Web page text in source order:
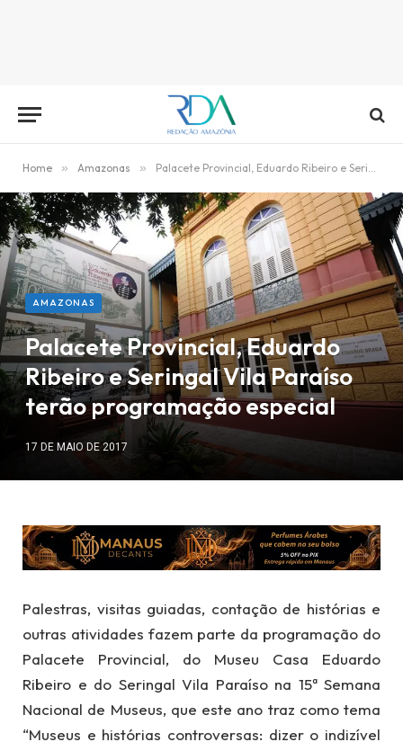
Home » Amazonas » Palacete Provincial, Eduardo Ribeiro e Seringal Vila Paraíso terão programação especial
AMAZONAS
Palacete Provincial, Eduardo
Ribeiro e Seringal Vila Paraíso
terão programação especial
17 DE MAIO DE 2017
Palestras, visitas guiadas, contação de histórias e
outras atividades fazem parte da programação do
Palacete Provincial, do Museu Casa Eduardo
Ribeiro e do Seringal Vila Paraíso na 15ª Semana
Nacional de Museus, que este ano traz como tema
“Museus e histórias controversas: dizer o indizível